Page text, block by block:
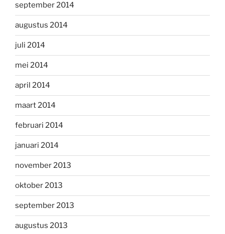
september 2014
augustus 2014
juli 2014
mei 2014
april 2014
maart 2014
februari 2014
januari 2014
november 2013
oktober 2013
september 2013
augustus 2013